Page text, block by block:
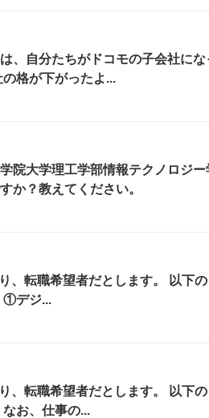
、自分たちがドコモの子会社にな
格が下がったよ...
院大学理工学部情報テクノロジー
か？教えてください。
転職希望者だとします。 以下の
①デジ...
転職希望者だとします。 以下の
お、仕事の...